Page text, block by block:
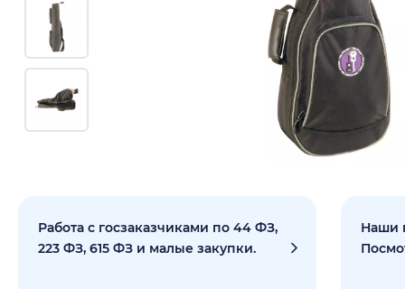
Работа с госзаказчиками по 44 ФЗ,
223 ФЗ, 615 ФЗ и малые закупки.
Наши